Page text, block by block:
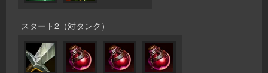
スタート2（対タンク）